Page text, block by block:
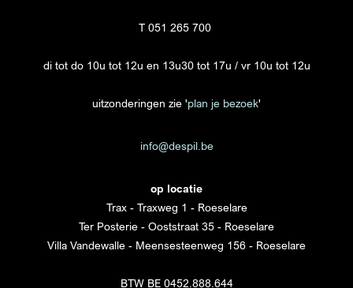
T 051 265 700
di tot do 10u tot 12u en 13u30 tot 17u / vr 10u tot 12u
uitzonderingen zie 'plan je bezoek'
info@despil.be
op locatie
Trax - Traxweg 1 - Roeselare
Ter Posterie - Ooststraat 35 - Roeselare
Villa Vandewalle - Meensesteenweg 156 - Roeselare
BTW BE 0452.888.644